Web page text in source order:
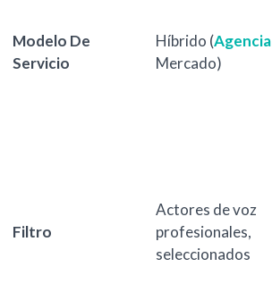
Modelo De
Servicio
Híbrido (Agencia
Mercado)
Filtro
Actores de voz
profesionales,
seleccionados